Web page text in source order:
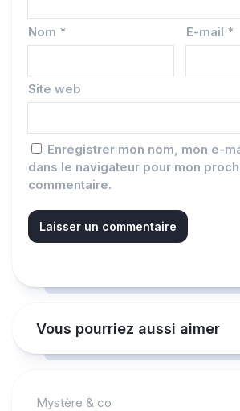
Nom * E-mail *
Site web
Enregistrer mon nom, mon e-
dans le navigateur pour mon
commentaire.
Vous pourriez aussi aimer
Mystère & co